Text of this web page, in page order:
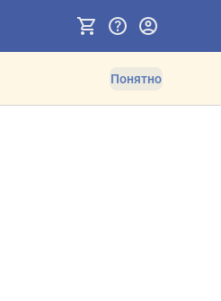
Понятно